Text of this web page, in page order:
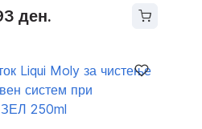
ден.